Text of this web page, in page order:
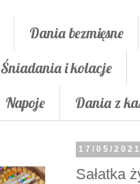
Dania bezmięsne
Śniadania i kolacje
Napoje Dania z
17/05/
Sałatka